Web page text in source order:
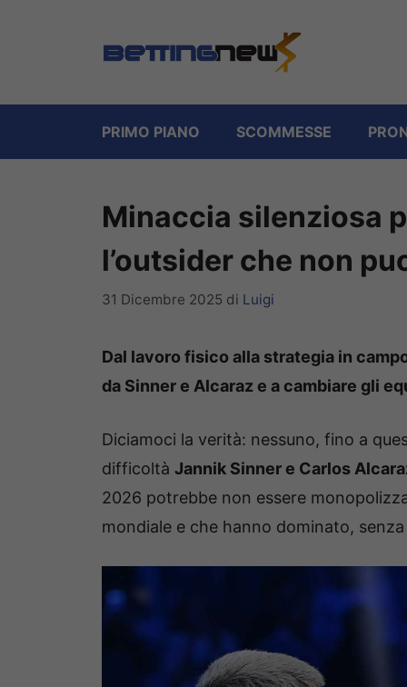
PRIMO PIANO SCOMMESSE
Minaccia silenziosa
l’outsider che non
31 Dicembre 2025 di Luigi
Dal lavoro fisico alla strategia in
da Sinner e Alcaraz e a cambiare gli
Diciamoci la verità: nessuno, fino a
difficoltà Jannik Sinner e Carlos
2026 potrebbe non essere
mondiale e che hanno dominato,